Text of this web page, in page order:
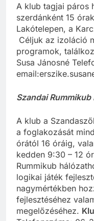
A klub tagjai páros
szerdánként 15
Lakótelepen, a
Céljuk az izoláció
programok,
Susa Jánosné
Szandai Rummikub
A klub a
a foglakozását
órától 16 óráig,
kedden 9:30 – 12
Rummikub
logikai játék
nagymértékben
fejlesztéséhez
megelőzéséhez.